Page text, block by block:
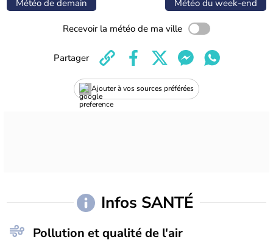
Météo de demain Météo du week-end
Recevoir la météo de ma ville
Ajouter à vos sources préférées
Partager
Infos SANTÉ
Pollution et qualité de l'air